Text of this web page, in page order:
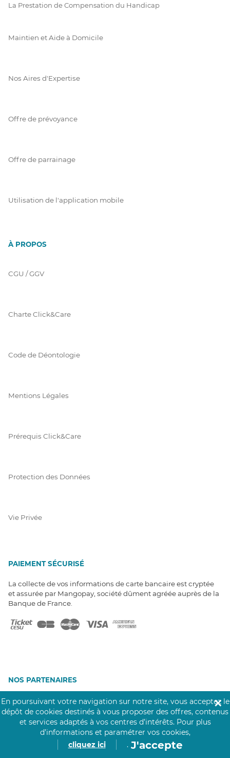
La Prestation de Compensation du Handicap
Maintien et Aide à Domicile
Nos Aires d'Expertise
Offre de prévoyance
Offre de parrainage
Utilisation de l'application mobile
À PROPOS
CGU / GGV
Charte Click&Care
Code de Déontologie
Mentions Légales
Prérequis Click&Care
Protection des Données
Vie Privée
PAIEMENT SÉCURISÉ
La collecte de vos informations de carte bancaire est cryptée
et assurée par Mangopay, société dûment agréée auprès de la
Banque de France.
NOS PARTENAIRES
Click&Care est soutenu par les Groupes
Caisse des Dépôts et MAIF.
En poursuivant votre navigation sur notre site, vous acceptez le
dépôt de cookies destinés à vous proposer des offres, contenus
et services adaptés à vos centres d’intérêts. Pour plus
d’informations et paramétrer vos cookies,
cliquez ici
. J'accepte
✕